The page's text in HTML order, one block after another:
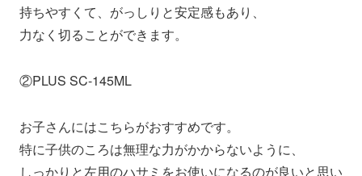
持ちやすくて、がっしりと安定感もあり、
力なく切ることができます。
②PLUS SC-145ML
お子さんにはこちらがおすすめです。
特に子供のころは無理な力がかからないように、
しっかりと左用のハサミをお使いになるのが良いと思い